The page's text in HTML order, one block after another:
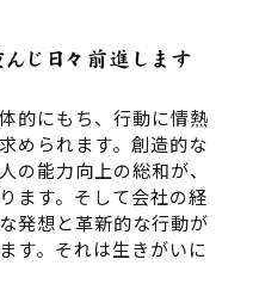
的にもち、行動に情熱
められます。創造的な
の能力向上の総和が、
ます。そして会社の経
発想と革新的な行動が
す。それは生きがいに